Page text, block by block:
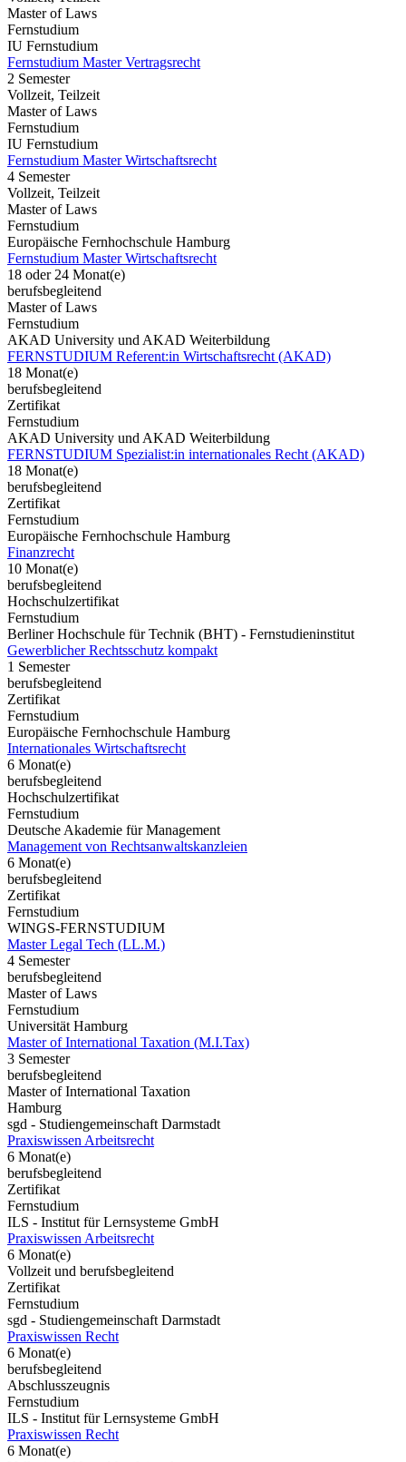
Master of Laws
Fernstudium
IU Fernstudium
Fernstudium Master Vertragsrecht
2 Semester
Vollzeit, Teilzeit
Master of Laws
Fernstudium
IU Fernstudium
Fernstudium Master Wirtschaftsrecht
4 Semester
Vollzeit, Teilzeit
Master of Laws
Fernstudium
Europäische Fernhochschule Hamburg
Fernstudium Master Wirtschaftsrecht
18 oder 24 Monat(e)
berufsbegleitend
Master of Laws
Fernstudium
AKAD University und AKAD Weiterbildung
FERNSTUDIUM Referent:in Wirtschaftsrecht (AKAD)
18 Monat(e)
berufsbegleitend
Zertifikat
Fernstudium
AKAD University und AKAD Weiterbildung
FERNSTUDIUM Spezialist:in internationales Recht (AKAD)
18 Monat(e)
berufsbegleitend
Zertifikat
Fernstudium
Europäische Fernhochschule Hamburg
Finanzrecht
10 Monat(e)
berufsbegleitend
Hochschulzertifikat
Fernstudium
Berliner Hochschule für Technik (BHT) - Fernstudieninstitut
Gewerblicher Rechtsschutz kompakt
1 Semester
berufsbegleitend
Zertifikat
Fernstudium
Europäische Fernhochschule Hamburg
Internationales Wirtschaftsrecht
6 Monat(e)
berufsbegleitend
Hochschulzertifikat
Fernstudium
Deutsche Akademie für Management
Management von Rechtsanwaltskanzleien
6 Monat(e)
berufsbegleitend
Zertifikat
Fernstudium
WINGS-FERNSTUDIUM
Master Legal Tech (LL.M.)
4 Semester
berufsbegleitend
Master of Laws
Fernstudium
Universität Hamburg
Master of International Taxation (M.I.Tax)
3 Semester
berufsbegleitend
Master of International Taxation
Hamburg
sgd - Studiengemeinschaft Darmstadt
Praxiswissen Arbeitsrecht
6 Monat(e)
berufsbegleitend
Zertifikat
Fernstudium
ILS - Institut für Lernsysteme GmbH
Praxiswissen Arbeitsrecht
6 Monat(e)
Vollzeit und berufsbegleitend
Zertifikat
Fernstudium
sgd - Studiengemeinschaft Darmstadt
Praxiswissen Recht
6 Monat(e)
berufsbegleitend
Abschlusszeugnis
Fernstudium
ILS - Institut für Lernsysteme GmbH
Praxiswissen Recht
6 Monat(e)